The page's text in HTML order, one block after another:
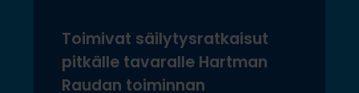
Toimivat säilytysratkaisut
pitkälle tavaralle Hartman
Raudan toiminnan